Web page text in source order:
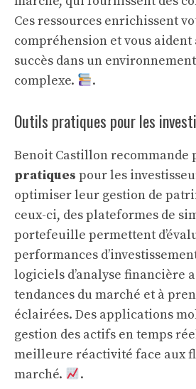
Ces ressources enrichissent
compréhension et vous aident
succès dans un
complexe.
.
Outils pratiques pour les
Benoit Castillon recommande
pratiques pour les
optimiser leur gestion de
ceux-ci, des plateformes de
portefeuille permettent
performances
logiciels d’analyse financière
tendances du marché et à
éclairées. Des applications
gestion des actifs en temps
meilleure réactivité face aux
marché.
.